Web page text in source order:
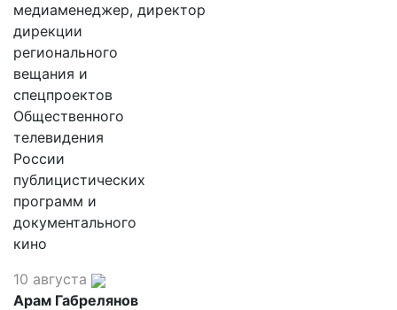
медиаменеджер, директор
дирекции
регионального
вещания и
спецпроектов
Общественного
телевидения
России
публицистических
программ и
документального
кино
10 августа
Арам Габрелянов